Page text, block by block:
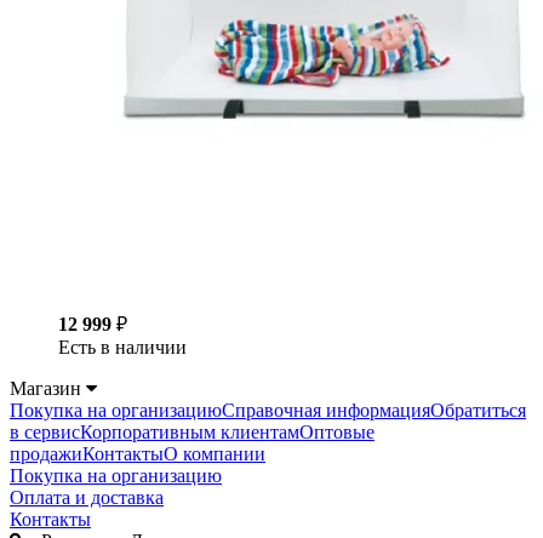
12 999 ₽
Есть в наличии
Магазин
Покупка на организациюСправочная информацияОбратиться
в сервисКорпоративным клиентамОптовые
продажиКонтактыО компании
Покупка на организацию
Оплата и доставка
Контакты